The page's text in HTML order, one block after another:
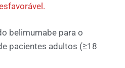
belimumabe para o
pacientes adultos (≥18